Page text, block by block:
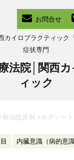
お問合せ
カイロプラクティック
症状専門
法院│関西
ィック
療法臨床例 >ボディー
内臓意識（病的意識